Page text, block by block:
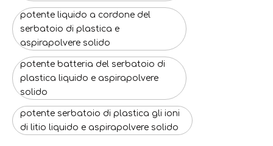
potente liquido a cordone del
serbatoio di plastica e
aspirapolvere solido
potente batteria del serbatoio di
plastica liquido e aspirapolvere
solido
potente serbatoio di plastica gli ioni
di litio liquido e aspirapolvere solido